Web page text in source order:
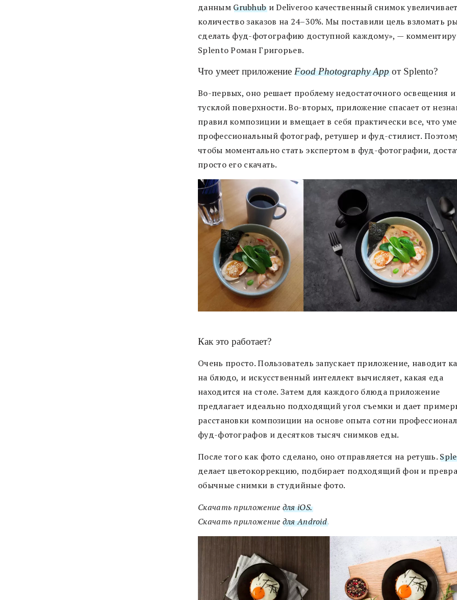
данным Grubhubи Deliveroo качественный снимок
количество заказов на 24–30%. Мы поставили цель взломать
сделать фуд-фотографию доступной каждому», —
Splento Роман Григорьев.
Что умеет приложение Food Photography Appот Splento?
Во-первых, оно решает проблему недостаточного освещения и
тусклой поверхности. Во-вторых, приложение спасает от
правил композиции и вмещает в себя практически все, что
профессиональный фотограф, ретушер и фуд-стилист.
чтобы моментально стать экспертом в фуд-фотографии,
просто его скачать.
Как это работает?
Очень просто. Пользователь запускает приложение, наводит
на блюдо, и искусственный интеллект вычисляет, какая еда
находится на столе. Затем для каждого блюда приложение
предлагает идеально подходящий угол съемки и дает
расстановки композиции на основе опыта сотни
фуд-фотографов и десятков тысяч снимков еды.
После того как фото сделано, оно отправляется на ретушь.
делает цветокоррекцию, подбирает подходящий фон и
обычные снимки в студийные фото.
Скачать приложение для iOS.
Скачать приложение для Android.